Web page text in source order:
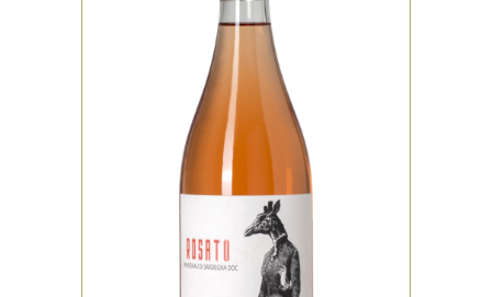
ROSÉ
Nez Fruité avec des notes
d'agrumes et de fruits
tropicaux. Très frais avec
une minéralité